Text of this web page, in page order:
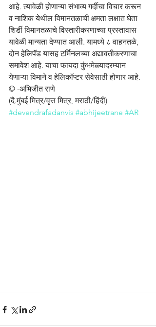
आहे. त्यावेळी होणाऱ्या संभाव्य गर्दीचा विचार करून
व नाशिक येथील विमानतळाची क्षमता लक्षात घेता
शिर्डी विमानतळाचे विस्तारीकरणाच्या प्रस्तावास
यावेळी मान्यता देण्यात आली. यामध्ये ८ वाहनतळे,
दोन हेलिपॅड यासह टर्मिनलच्या अद्यावतीकरणाचा
समावेश आहे. याचा फायदा कुंभमेळ्यादरम्यान
येणाऱ्या विमाने व हेलिकॉप्टर सेवेसाठी होणार आहे.
© -अभिजीत राणे
(दै.मुंबई मित्र/वृत्त मित्र, मराठी/हिंदी)
#devendrafadanvis #abhijeetrane #AR